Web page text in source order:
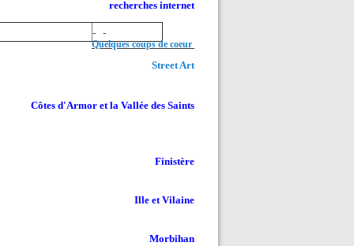
- -
recherches internet
Quelques coups de coeur
Street Art
Côtes d'Armor et la Vallée des Saints
Finistère
Ille et Vilaine
Morbihan